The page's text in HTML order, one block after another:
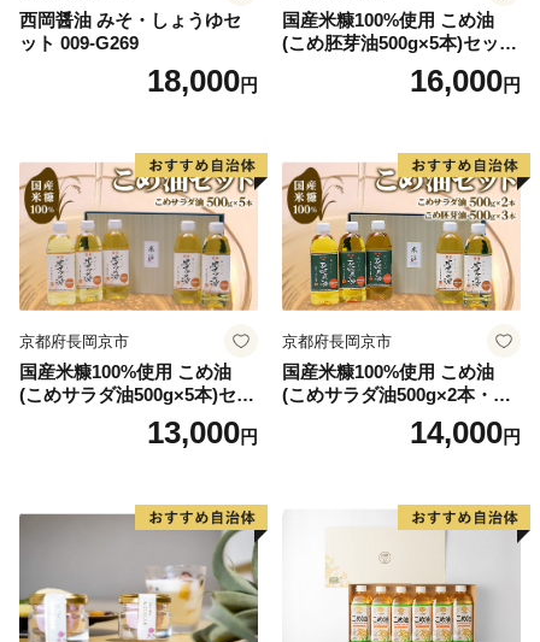
西岡醤油 みそ・しょうゆセ
ット 009-G269
18,000円
国産米糠100%使用 こめ油
(こめ胚芽油500g×5本)セット
16,000円
京都府長岡京市
国産米糠100%使用 こめ油
(こめサラダ油500g×5本)セッ
13,000円
京都府長岡京市
国産米糠100%使用 こめ油
(こめサラダ油500g×2本・こ
め胚芽油500g×3本)セット [1
14,000円